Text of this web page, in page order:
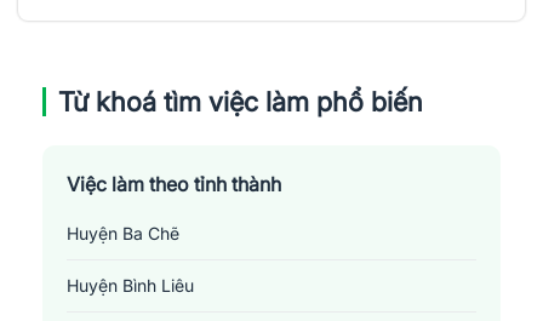
Từ khoá tìm việc làm phổ biến
Việc làm theo tỉnh thành
Huyện Ba Chẽ
Huyện Bình Liêu